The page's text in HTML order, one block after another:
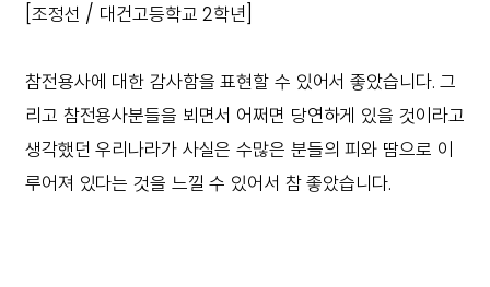
[조정선 / 대건고등학교 2학년]
참전용사에 대한 감사함을 표현할 수 있어서 좋았습니다. 그
리고 참전용사분들을 뵈면서 어쩌면 당연하게 있을 것이라고
생각했던 우리나라가 사실은 수많은 분들의 피와 땀으로 이
루어져 있다는 것을 느낄 수 있어서 참 좋았습니다.